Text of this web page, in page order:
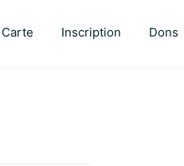
Carte Inscription Dons